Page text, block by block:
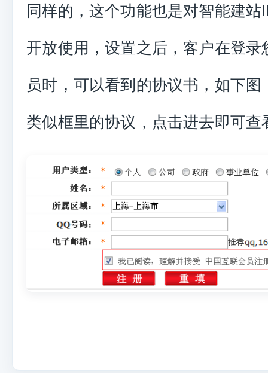
同样的，这个功能也是对智能建站
开放使用，设置之后，客户在登录
员时，可以看到的协议书，如下图
类似框里的协议，点击进去即可查